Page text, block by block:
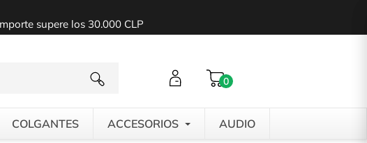
supere los 30.000 CLP
0
COLGANTES ACCESORIOS AUDIO